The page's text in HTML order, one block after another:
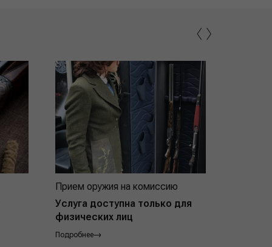
Прием оружия на комиссию
Услуга доступна только для
физических лиц
Подробнее
‹›